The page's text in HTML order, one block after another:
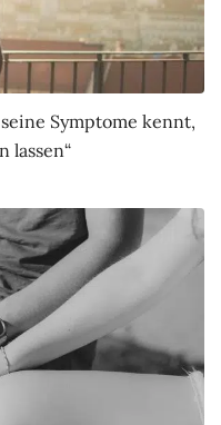
Symptome kennt,
lassen“